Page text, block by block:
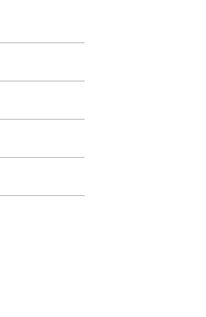
ます。
コイルグルタミ